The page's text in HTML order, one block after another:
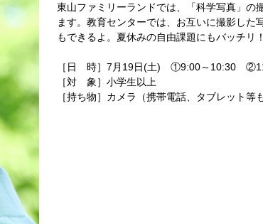
東山ファミリーランドでは、「科学写真」の
ます。教育センターでは、お互いに撮影した
もできるよ。夏休みの自由課題にもバッチリ
［日 時］7月19日(土) ①9:00～10:30
［対 象］小学生以上
［持ち物］カメラ（携帯電話、タブレット等